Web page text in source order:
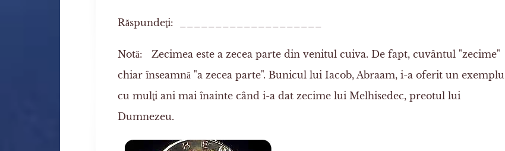
Răspundeţi: ____________________
Notă: Zecimea este a zecea parte din venitul cuiva. De fapt, cuvântul "zecime"
chiar înseamnă "a zecea parte". Bunicul lui Iacob, Abraam, i-a oferit un exemplu
cu mulţi ani mai înainte când i-a dat zecime lui Melhisedec, preotul lui
Dumnezeu.